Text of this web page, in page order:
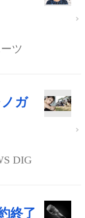
ツ
ガ
DIG
終了